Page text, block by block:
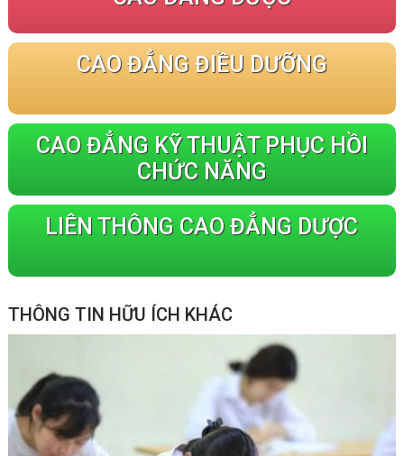
CAO ĐẲNG ĐIỀU DƯỠNG
CAO ĐẲNG KỸ THUẬT PHỤC HỒI
CHỨC NĂNG
LIÊN THÔNG CAO ĐẲNG DƯỢC
THÔNG TIN HỮU ÍCH KHÁC